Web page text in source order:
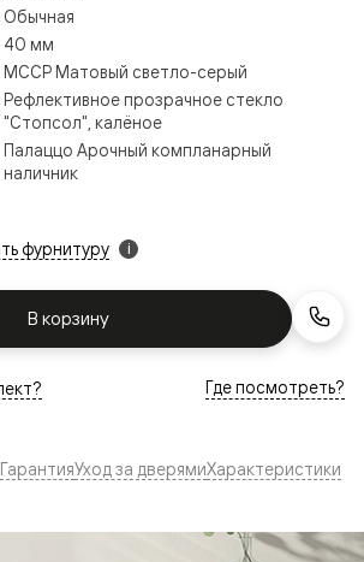
фурнитуру i
В корзину
Обычная
40 мм
МССР Матовый светло-серый
Рефлективное прозрачное стекло
"Стопсол", калёное
Палаццо Арочный компланарный
наличник
Где посмотреть?
ГарантияУход за дверямиХарактеристики